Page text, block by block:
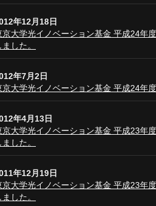
年12月18日
京大学光イノベーション基金 平成24年
ました。
年7月2日
京大学光イノベーション基金 平成24年
年4月13日
京大学光イノベーション基金 平成23年
ました。
年12月19日
京大学光イノベーション基金 平成23年
ました。